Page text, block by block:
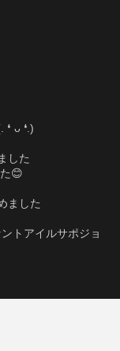
⁠ᴗ⁠ ⁠❛⁠.⁠)
した
😊
ました
トアイルサポジョ